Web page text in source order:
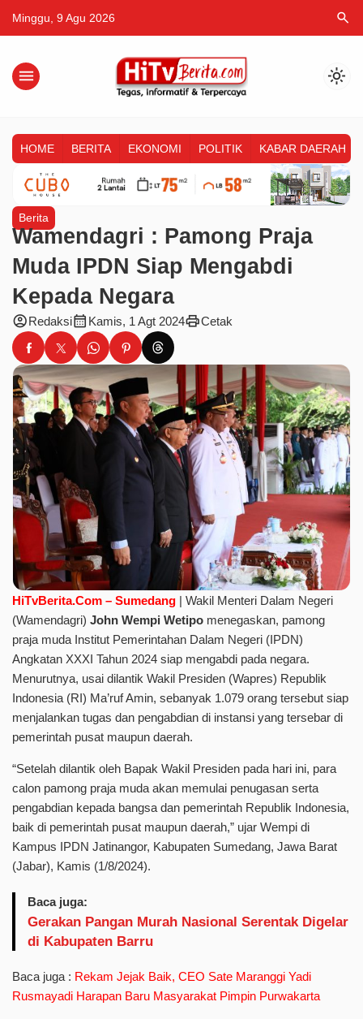
Minggu, 9 Agu 2026 search
menu light_mode
HOME BERITA EKONOMI POLITIK KABAR DAERAH
Berita
Wamendagri : Pamong Praja
Muda IPDN Siap Mengabdi
Kepada Negara
account_circleRedaksicalendar_month Kamis, 1 Agt 2024printCetak
HiTvBerita.Com – Sumedang | Wakil Menteri Dalam Negeri
(Wamendagri) John Wempi Wetipo menegaskan, pamong
praja muda Institut Pemerintahan Dalam Negeri (IPDN)
Angkatan XXXI Tahun 2024 siap mengabdi pada negara.
Menurutnya, usai dilantik Wakil Presiden (Wapres) Republik
Indonesia (RI) Ma’ruf Amin, sebanyak 1.079 orang tersebut siap
menjalankan tugas dan pengabdian di instansi yang tersebar di
pemerintah pusat maupun daerah.
“Setelah dilantik oleh Bapak Wakil Presiden pada hari ini, para
calon pamong praja muda akan memulai penugasan serta
pengabdian kepada bangsa dan pemerintah Republik Indonesia,
baik di pemerintah pusat maupun daerah,” ujar Wempi di
Kampus IPDN Jatinangor, Kabupaten Sumedang, Jawa Barat
(Jabar), Kamis (1/8/2024).
Baca juga:
Gerakan Pangan Murah Nasional Serentak Digelar
di Kabupaten Barru
Baca juga : Rekam Jejak Baik, CEO Sate Maranggi Yadi
Rusmayadi Harapan Baru Masyarakat Pimpin Purwakarta